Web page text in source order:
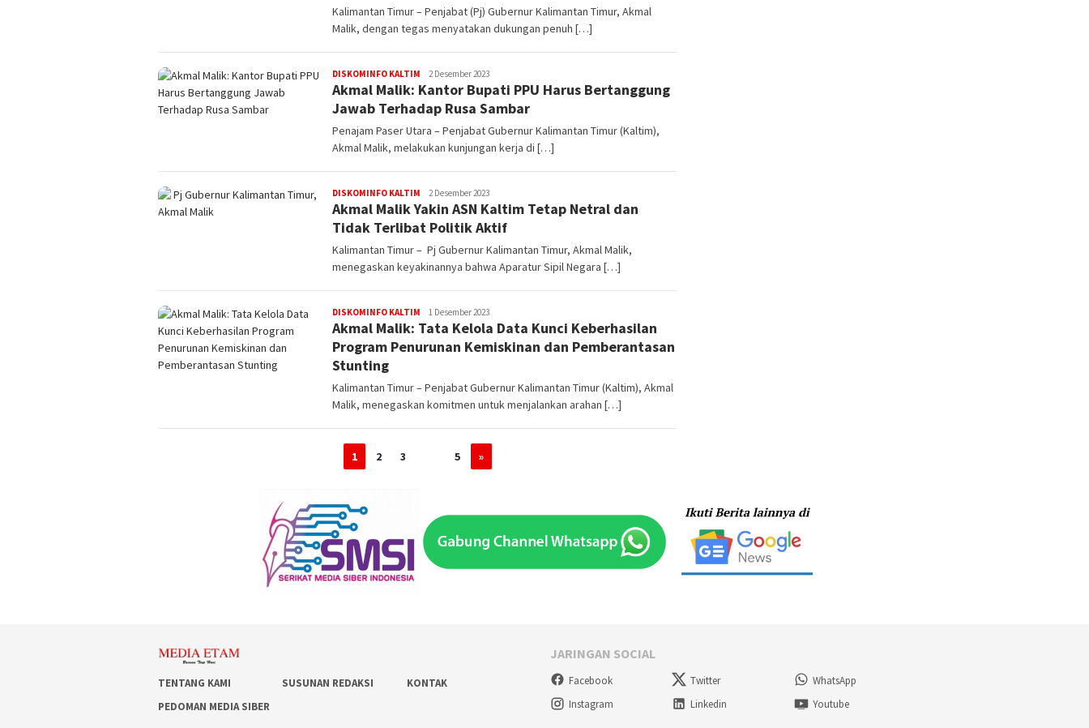
Kalimantan Timur – Penjabat (Pj) Gubernur Kalimantan Timur, Akmal
Malik, dengan tegas menyatakan dukungan penuh […]
DISKOMINFO KALTIM Muhammad
Amin
2 Desember 2023
Akmal Malik: Kantor Bupati PPU Harus Bertanggung
Jawab Terhadap Rusa Sambar
Penajam Paser Utara – Penjabat Gubernur Kalimantan Timur (Kaltim),
Akmal Malik, melakukan kunjungan kerja di […]
DISKOMINFO KALTIM Muhammad
Amin
2 Desember 2023
Akmal Malik Yakin ASN Kaltim Tetap Netral dan
Tidak Terlibat Politik Aktif
Kalimantan Timur – Pj Gubernur Kalimantan Timur, Akmal Malik,
menegaskan keyakinannya bahwa Aparatur Sipil Negara […]
DISKOMINFO KALTIM Muhammad
Amin
1 Desember 2023
Akmal Malik: Tata Kelola Data Kunci Keberhasilan
Program Penurunan Kemiskinan dan Pemberantasan
Stunting
Kalimantan Timur – Penjabat Gubernur Kalimantan Timur (Kaltim), Akmal
Malik, menegaskan komitmen untuk menjalankan arahan […]
1 2 3 5 »
TENTANG KAMI SUSUNAN REDAKSI
KONTAK
PEDOMAN MEDIA SIBER
JARINGAN SOCIAL
Facebook Twitter
WhatsApp
Instagram
Linkedin Youtube